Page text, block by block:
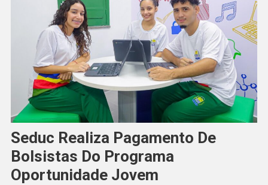
Seduc Realiza Pagamento De
Bolsistas Do Programa
Oportunidade Jovem